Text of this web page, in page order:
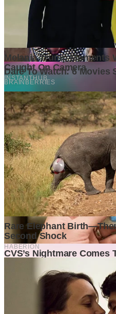
Mengapa Perusahaan Besar
Karyawan, tetapi Tetap
3 weeks ago